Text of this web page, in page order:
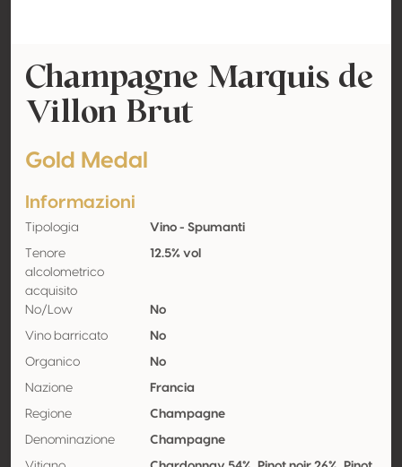
Champagne Marquis de
Villon Brut
Gold Medal
Informazioni
Tipologia Vino - Spumanti
Tenore
alcolometrico
acquisito
12.5% vol
No/Low No
Vino barricato No
Organico No
Nazione Francia
Regione Champagne
Denominazione Champagne